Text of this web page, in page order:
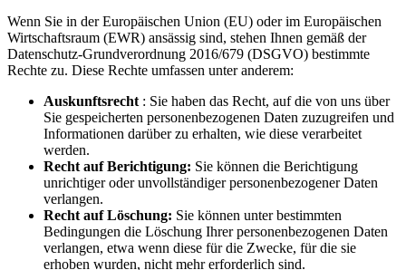
Wenn Sie in der Europäischen Union (EU) oder im Europäischen
Wirtschaftsraum (EWR) ansässig sind, stehen Ihnen gemäß der
Datenschutz-Grundverordnung 2016/679 (DSGVO) bestimmte
Rechte zu. Diese Rechte umfassen unter anderem:
Auskunftsrecht : Sie haben das Recht, auf die von uns über
Sie gespeicherten personenbezogenen Daten zuzugreifen und
Informationen darüber zu erhalten, wie diese verarbeitet
werden.
Recht auf Berichtigung: Sie können die Berichtigung
unrichtiger oder unvollständiger personenbezogener Daten
verlangen.
Recht auf Löschung: Sie können unter bestimmten
Bedingungen die Löschung Ihrer personenbezogenen Daten
verlangen, etwa wenn diese für die Zwecke, für die sie
erhoben wurden, nicht mehr erforderlich sind.